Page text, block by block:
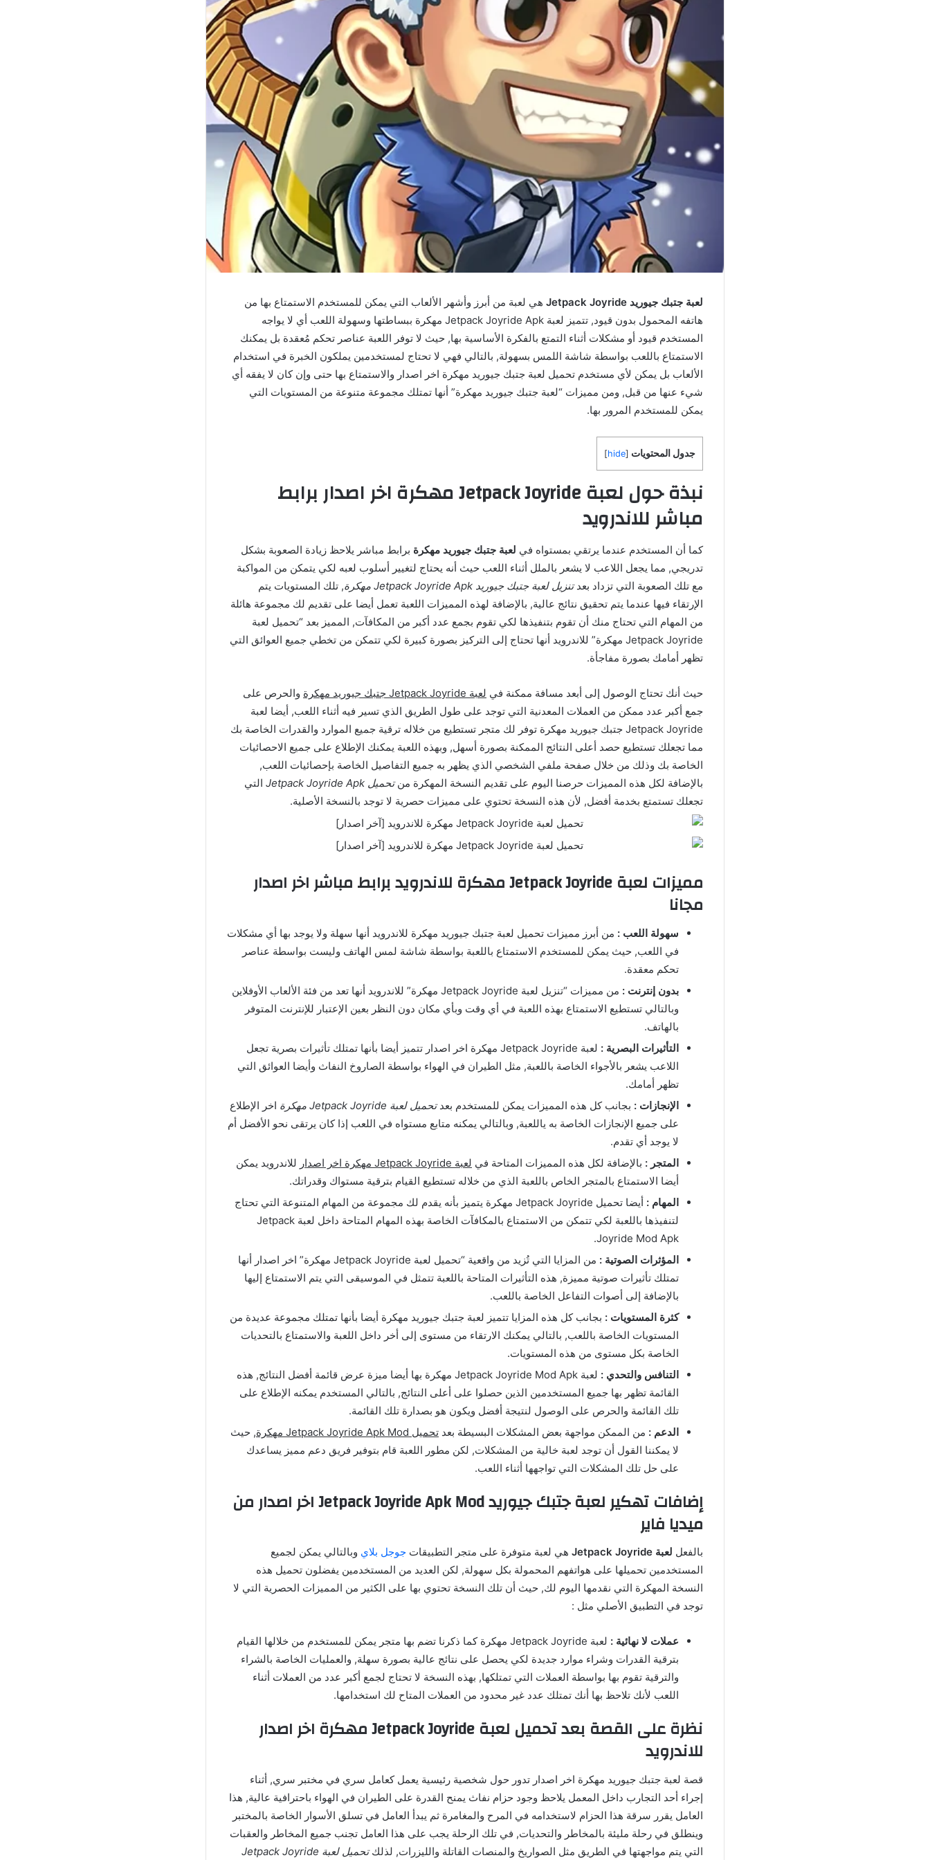
لعبة جتبك جيوريد Jetpack Joyride
هي لعبة من أبرز وأشهر الألعاب التي يمكن للمستخدم الاستمتاع بها من
هاتفه المحمول بدون قيود, تتميز لعبة Jetpack Joyride Apk مهكرة ببساطتها وسهولة اللعب أي لا يواجه
المستخدم قيود أو مشكلات أثناء التمتع بالفكرة الأساسية بها, حيث لا توفر اللعبة عناصر تحكم مُعقدة بل يمكنك
الاستمتاع باللعب بواسطة شاشة اللمس بسهولة, بالتالي فهي لا تحتاج لمستخدمين يملكون الخبرة في استخدام
الألعاب بل يمكن لأي مستخدم تحميل لعبة جتبك جيوريد مهكرة اخر اصدار والاستمتاع بها حتى وإن كان لا يفقه أي
شيء عنها من قبل, ومن مميزات “لعبة جتبك جيوريد مهكرة” أنها تمتلك مجموعة متنوعة من المستويات التي
يمكن للمستخدم المرور بها.
جدول المحتويات [
hide
]
نبذة حول لعبة Jetpack Joyride مهكرة اخر اصدار برابط
مباشر للاندرويد
كما أن المستخدم عندما يرتقي بمستواه في لعبة جتبك جيوريد مهكرة برابط مباشر يلاحظ زيادة الصعوبة بشكل
تدريجي, مما يجعل اللاعب لا يشعر بالملل أثناء اللعب حيث أنه يحتاج لتغيير أسلوب لعبه لكي يتمكن من المواكبة
مع تلك الصعوبة التي تزداد بعدتنزيل لعبة جتبك جيوريد Jetpack Joyride Apk مهكرة
, تلك المستويات يتم
الإرتقاء فيها عندما يتم تحقيق نتائج عالية, بالإضافة لهذه المميزات اللعبة تعمل أيضا على تقديم لك مجموعة هائلة
من المهام التي تحتاج منك أن تقوم بتنفيذها لكي تقوم بجمع عدد أكبر من المكافآت, المميز بعد “تحميل لعبة
Jetpack Joyride مهكرة” للاندرويد أنها تحتاج إلى التركيز بصورة كبيرة لكي تتمكن من تخطي جميع العوائق التي
تظهر أمامك بصورة مفاجأة.
حيث أنك تحتاج الوصول إلى أبعد مسافة ممكنة في لعبة Jetpack Joyride جتبك جيوريد مهكرة
والحرص على
جمع أكبر عدد ممكن من العملات المعدنية التي توجد على طول الطريق الذي تسير فيه أثناء اللعب, أيضا لعبة
Jetpack Joyride جتبك جيوريد مهكرة توفر لك متجر تستطيع من خلاله ترقية جميع الموارد والقدرات الخاصة بك
مما تجعلك تستطيع حصد أعلى النتائج الممكنة بصورة أسهل, وبهذه اللعبة يمكنك الإطلاع على جميع الاحصائيات
الخاصة بك وذلك من خلال صفحة ملفي الشخصي الذي يظهر به جميع التفاصيل الخاصة بإحصائيات اللعب,
بالإضافة لكل هذه المميزات حرصنا اليوم على تقديم النسخة المهكرة منتحميل Jetpack Joyride Apk
التي
تجعلك تستمتع بخدمة أفضل, لأن هذه النسخة تحتوي على مميزات حصرية لا توجد بالنسخة الأصلية.
مميزات لعبة Jetpack Joyride مهكرة للاندرويد برابط مباشر اخر اصدار
مجانا
سهولة اللعب : من أبرز مميزات تحميل لعبة جتبك جيوريد مهكرة للاندرويد أنها سهلة ولا يوجد بها أي مشكلات
في اللعب, حيث يمكن للمستخدم الاستمتاع باللعبة بواسطة شاشة لمس الهاتف وليست بواسطة عناصر
تحكم معقدة.
بدون إنترنت :
من مميزات “تنزيل لعبة Jetpack Joyride مهكرة” للاندرويد أنها تعد من فئة الألعاب الأوفلاين
وبالتالي تستطيع الاستمتاع بهذه اللعبة في أي وقت وبأي مكان دون النظر بعين الإعتبار للإنترنت المتوفر
بالهاتف.
التأثيرات البصرية :
لعبة Jetpack Joyride مهكرة اخر اصدار تتميز أيضا بأنها تمتلك تأثيرات بصرية تجعل
اللاعب يشعر بالأجواء الخاصة باللعبة, مثل الطيران في الهواء بواسطة الصاروخ النفاث وأيضا العوائق التي
تظهر أمامك.
الإنجازات : بجانب كل هذه المميزات يمكن للمستخدم بعدتحميل لعبة Jetpack Joyride مهكرة
اخر الإطلاع
على جميع الإنجازات الخاصة به ياللعبة, وبالتالي يمكنه متابع مستواه في اللعب إذا كان يرتقى نحو الأفضل أم
لا يوجد أي تقدم.
المتجر : بالإضافة لكل هذه المميزات المتاحة في لعبة Jetpack Joyride مهكرة اخر اصدار
للاندرويد يمكن
أيضا الاستمتاع بالمتجر الخاص باللعبة الذي من خلاله تستطيع القيام بترقية مستواك وقدراتك.
المهام :
أيضا تحميل Jetpack Joyride مهكرة يتميز بأنه يقدم لك مجموعة من المهام المتنوعة التي تحتاج
لتنفيذها باللعبة لكي تتمكن من الاستمتاع بالمكافآت الخاصة بهذه المهام المتاحة داخل لعبة Jetpack
Joyride Mod Apk.
المؤثرات الصوتية :
من المزايا التي تُزيد من واقعية “تحميل لعبة Jetpack Joyride مهكرة” اخر اصدار أنها
تمتلك تأثيرات صوتية مميزة, هذه التأثيرات المتاحة باللعبة تتمثل في الموسيقى التي يتم الاستمتاع إليها
بالإضافة إلى أصوات التفاعل الخاصة باللعب.
كثرة المستويات : بجانب كل هذه المزايا تتميز لعبة جتبك جيوريد مهكرة أيضا بأنها تمتلك مجموعة عديدة من
المستويات الخاصة باللعب, بالتالي يمكنك الارتقاء من مستوى إلى أخر داخل اللعبة والاستمتاع بالتحديات
الخاصة بكل مستوى من هذه المستويات.
التنافس والتحدي :
لعبة Jetpack Joyride Mod Apk مهكرة بها أيضا ميزة عرض قائمة أفضل النتائج, هذه
القائمة تظهر بها جميع المستخدمين الذين حصلوا على أعلى النتائج, بالتالي المستخدم يمكنه الإطلاع على
تلك القائمة والحرص على الوصول لنتيجة أفضل ويكون هو بصدارة تلك القائمة.
الدعم : من الممكن مواجهة بعض المشكلات البسيطة بعد تحميل Jetpack Joyride Apk Mod مهكرة
, حيث
لا يمكننا القول أن توجد لعبة خالية من المشكلات, لكن مطور اللعبة قام بتوفير فريق دعم مميز يساعدك
على حل تلك المشكلات التي تواجهها أثناء اللعب.
إضافات تهكير لعبة جتبك جيوريد Jetpack Joyride Apk Mod اخر اصدار من
ميديا فاير
بالفعل لعبة Jetpack Joyride هي لعبة متوفرة على متجر التطبيقات جوجل بلاي وبالتالي يمكن لجميع
المستخدمين تحميلها على هواتفهم المحمولة بكل سهولة, لكن العديد من المستخدمين يفضلون تحميل هذه
النسخة المهكرة التي نقدمها اليوم لك, حيث أن تلك النسخة تحتوي بها على الكثير من المميزات الحصرية التي لا
توجد في التطبيق الأصلي مثل :
عملات لا نهائية :
لعبة Jetpack Joyride مهكرة كما ذكرنا تضم بها متجر يمكن للمستخدم من خلالها القيام
بترقية القدرات وشراء موارد جديدة لكي يحصل على نتائج عالية بصورة سهلة, والعمليات الخاصة بالشراء
والترقية تقوم بها بواسطة العملات التي تمتلكها, بهذه النسخة لا تحتاج لجمع أكبر عدد من العملات أثناء
اللعب لأنك تلاحظ بها أنك تمتلك عدد غير محدود من العملات المتاح لك استخدامها.
نظرة على القصة بعد تحميل لعبة Jetpack Joyride مهكرة اخر اصدار
للاندرويد
قصة لعبة جتبك جيوريد مهكرة اخر اصدار تدور حول شخصية رئيسية يعمل كعامل سري في مختبر سري, أثناء
إجراء أحد التجارب داخل المعمل يلاحظ وجود حزام نفاث يمنح القدرة على الطيران في الهواء باحترافية عالية, هذا
العامل يقرر سرقة هذا الحزام لاستخدامه في المرح والمغامرة ثم يبدأ العامل في تسلق الأسوار الخاصة بالمختبر
وينطلق في رحلة مليئة بالمخاطر والتحديات, في تلك الرحلة يجب على هذا العامل تجنب جميع المخاطر والعقبات
التي يتم مواجهتها في الطريق مثل الصواريخ والمنصات القاتلة والليزرات, لذلك
تحميل لعبة Jetpack Joyride